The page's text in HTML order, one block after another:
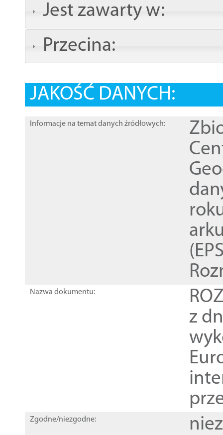
Jest zawarty w:
Przecina:
JAKOŚĆ DANYCH:
Informacje na temat danych źródłowych:
Nazwa dokumentu:
z
Zgodne/niezgodne: